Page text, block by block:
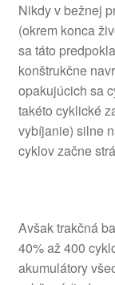
Nikdy v bežnej
(okrem konca
sa táto
konštrukčne
opakujúcich sa
takéto cyklické
vybíjanie) silne
cyklov začne
Avšak trakčná
40% až 400
akumulátory